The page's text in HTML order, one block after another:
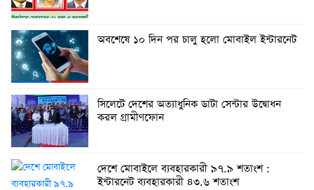
অবশেষে ১০ দিন পর চালু হলো মোবাইল ইন্টারনেট
সিলেটে দেশের অত্যাধুনিক ডাটা সেন্টার উদ্বোধন
করল গ্রামীণফোন
দেশে মোবাইলে ব্যবহারকারী ৯৭.৯ শতাংশ :
ইন্টারনেট ব্যবহারকারী ৪৩.৬ শতাংশ